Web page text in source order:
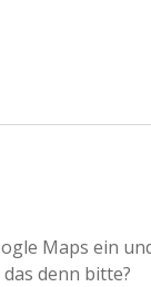
Maps ein
denn bitte?